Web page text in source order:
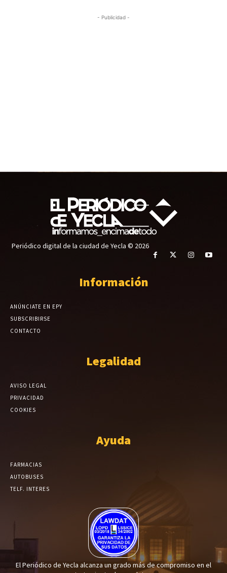
- Publicidad -
Periódico digital de la ciudad de Yecla © 2026
Información
ANÚNCIATE EN EPY
SUBSCRIBIRSE
CONTACTO
Legalidad
AVISO LEGAL
PRIVACIDAD
COOKIES
Ayuda
FARMACIAS
AUTOBUSES
TELF. INTERES
El Periódico de Yecla alcanza un grado más de compromiso en el